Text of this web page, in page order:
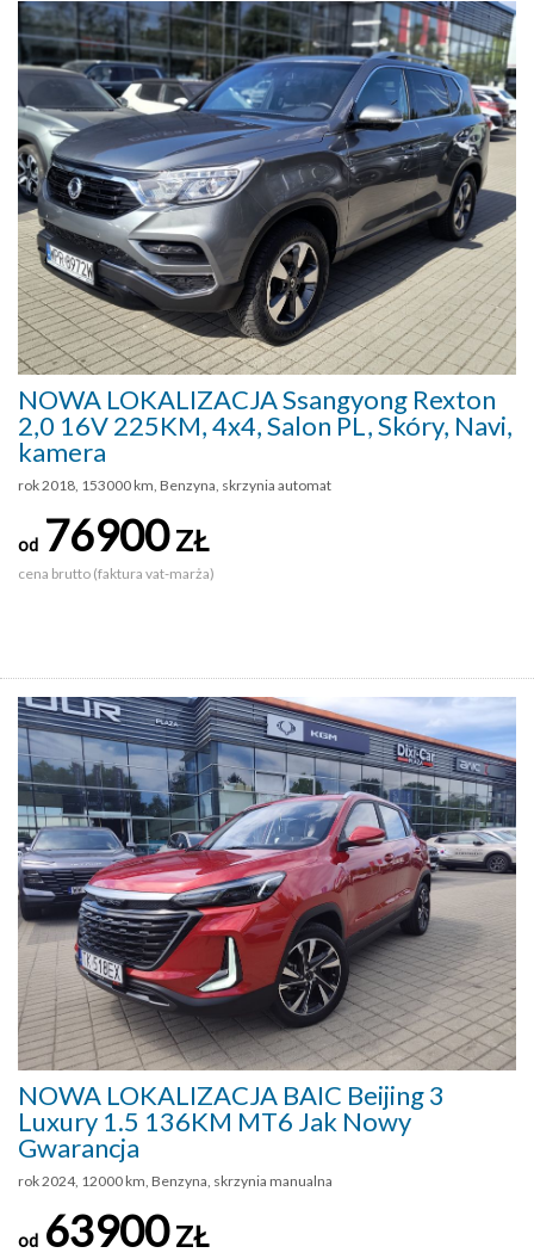
NOWA LOKALIZACJA Ssangyong Rexton
2,0 16V 225KM, 4x4, Salon PL, Skóry, Navi,
kamera
rok 2018, 153000 km, Benzyna, skrzynia automat
od 76900ZŁ
cena brutto (faktura vat-marża)
NOWA LOKALIZACJA BAIC Beijing 3
Luxury 1.5 136KM MT6 Jak Nowy
Gwarancja
rok 2024, 12000 km, Benzyna, skrzynia manualna
od 63900ZŁ